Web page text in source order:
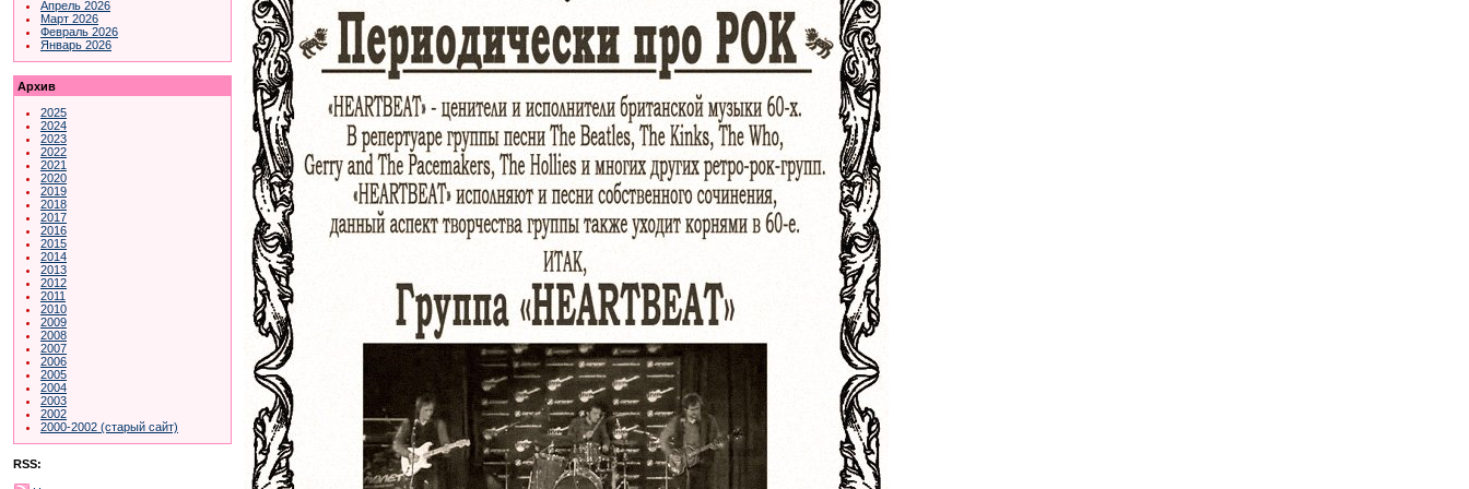
Апрель 2026
Март 2026
Февраль 2026
Январь 2026
Архив
2025
2024
2023
2022
2021
2020
2019
2018
2017
2016
2015
2014
2013
2012
2011
2010
2009
2008
2007
2006
2005
2004
2003
2002
2000-2002 (старый сайт)
RSS: